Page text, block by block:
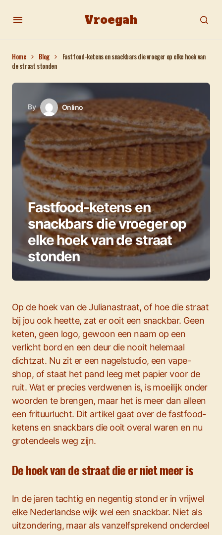
Vroegah
Home Blog
Fastfood-ketens en snackbars die vroeger op elke hoek van
de straat stonden
By Onlino
Fastfood-ketens en
snackbars die vroeger op
elke hoek van de straat
stonden
Op de hoek van de Julianastraat, of hoe die straat
bij jou ook heette, zat er ooit een snackbar. Geen
keten, geen logo, gewoon een naam op een
verlicht bord en een deur die nooit helemaal
dichtzat. Nu zit er een nagelstudio, een vape-
shop, of staat het pand leeg met papier voor de
ruit. Wat er precies verdwenen is, is moeilijk onder
woorden te brengen, maar het is meer dan alleen
een frituurlucht. Dit artikel gaat over de fastfood-
ketens en snackbars die ooit overal waren en nu
grotendeels weg zijn.
De hoek van de straat die er niet meer is
In de jaren tachtig en negentig stond er in vrijwel
elke Nederlandse wijk wel een snackbar. Niet als
uitzondering, maar als vanzelfsprekend onderdeel